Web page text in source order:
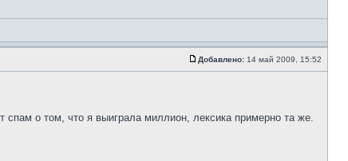
Добавлено: 14 май 2009, 15:52
спам о том, что я выиграла миллион, лексика примерно та же.